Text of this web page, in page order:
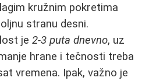
kružnim pokretima
stranu desni.
je 2-3 puta dnevno, uz
hrane i tečnosti treba
vremena. Ipak, važno je